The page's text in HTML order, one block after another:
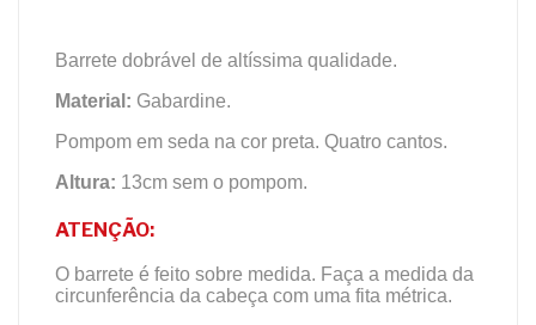
Barrete dobrável de altíssima qualidade.
Material: Gabardine.
Pompom em seda na cor preta. Quatro cantos.
Altura: 13cm sem o pompom.
ATENÇÃO:
O barrete é feito sobre medida. Faça a medida da
circunferência da cabeça com uma fita métrica.